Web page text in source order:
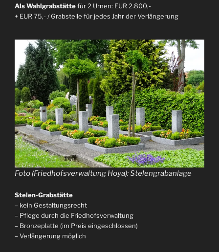
Als Wahlgrabstättefür 2 Urnen: EUR 2.800,-
+ EUR 75,- / Grabstelle für jedes Jahr der Verlängerung
Foto (Friedhofsverwaltung Hoya): Stelengrabanlage
Stelen-Grabstätte
– kein Gestaltungsrecht
– Pflege durch die Friedhofsverwaltung
– Bronzeplatte (im Preis eingeschlossen)
– Verlängerung möglich